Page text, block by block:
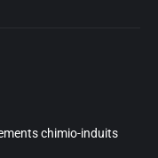
chimio-induits